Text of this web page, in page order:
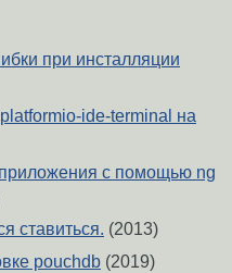
при инсталляции
ide-terminal на
с помощью ng
ставиться. (2013)
pouchdb (2019)